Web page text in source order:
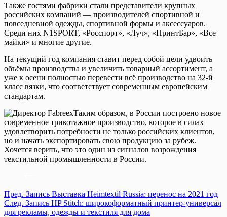
Также гостями фабрики стали представители крупных
российских компаний — производителей спортивной и
повседневной одежды, спортивной формы и аксессуаров.
Среди них N1SPORT, «Росспорт», «Луч», «ПринтБар», «Все
майки» и многие другие.
На текущий год компания ставит перед собой цели удвоить
объёмы производства и увеличить товарный ассортимент, а
уже к осени полностью перевести всё производство на 32-й
класс вязки, что соответствует современным европейским
стандартам.
Таким образом, в России построено новое
современное трикотажное производство, которое в силах
удовлетворить потребности не только российских клиентов,
но и начать экспортировать свою продукцию за рубеж.
Хочется верить, что это один из сигналов возрождения
текстильной промышленности в России.
Пред. Запись Выставка Heimtextil Russia: перенос на 2021 год
След. Запись HP Stitch: широкоформатный принтер-универсал
для рекламы, одежды и текстиля для дома